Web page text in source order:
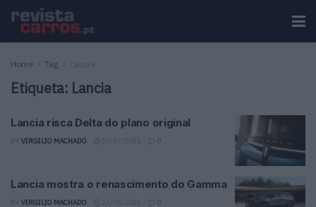
Home Tag Lancia
Etiqueta: Lancia
Lancia risca Delta do plano original
VIRGILIO MACHADO 0
Lancia mostra o renascimento do Gamma
VIRGILIO MACHADO 0